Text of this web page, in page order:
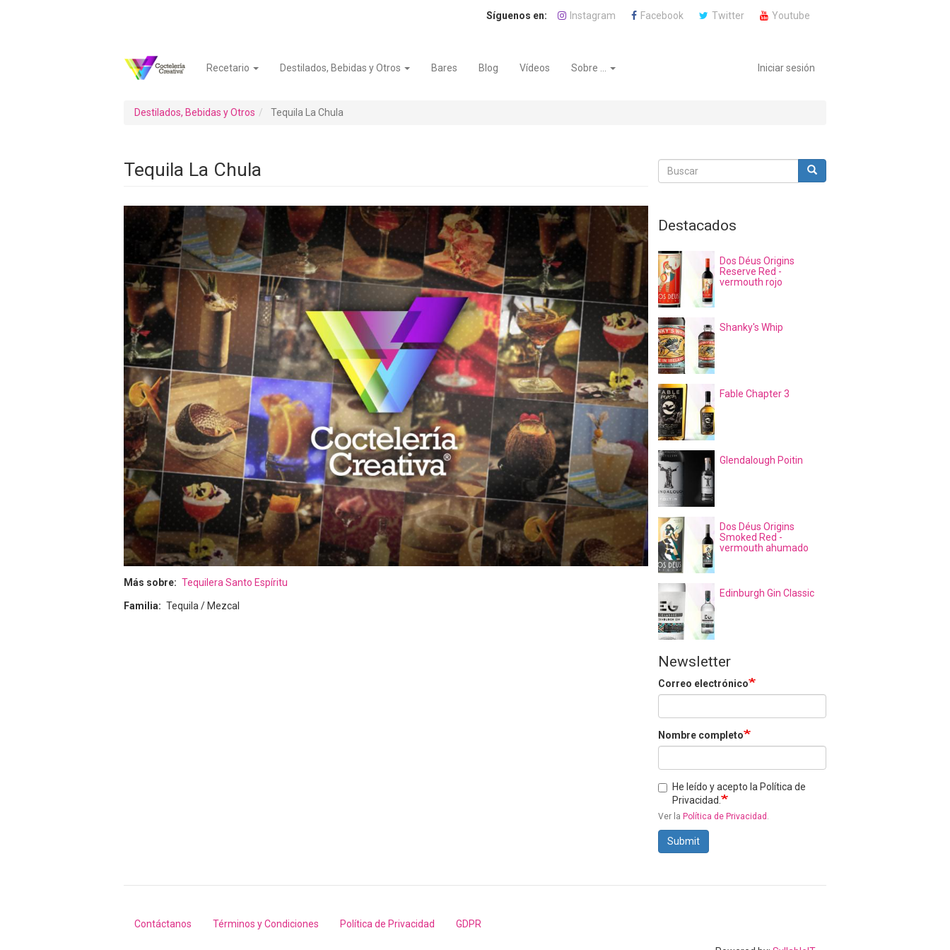
Instagram Facebook Twitter Youtube
NavegaciónRecetario Destilados, Bebidas y Otros Bares Blog Vídeos Sobre ...
Menú
cuenta
de
Iniciar sesión
Destilados, Bebidas y Otros Tequila La Chula
Tequila La Chula
Más sobre Tequilera Santo Espíritu
Familia Tequila / Mezcal
Buscar
Buscar Buscar
Destacados
Dos Déus Origins
Reserve Red -
vermouth rojo
Shanky's Whip
Fable Chapter 3
Glendalough Poitin
Dos Déus Origins
Smoked Red -
vermouth ahumado
Edinburgh Gin Classic
Newsletter
Correo electrónico
Nombre completo
He leído y acepto la Política de
Privacidad.
Ver la Política de Privacidad .
Submit
Footer
Contáctanos Términos y Condiciones Política de Privacidad GDPR